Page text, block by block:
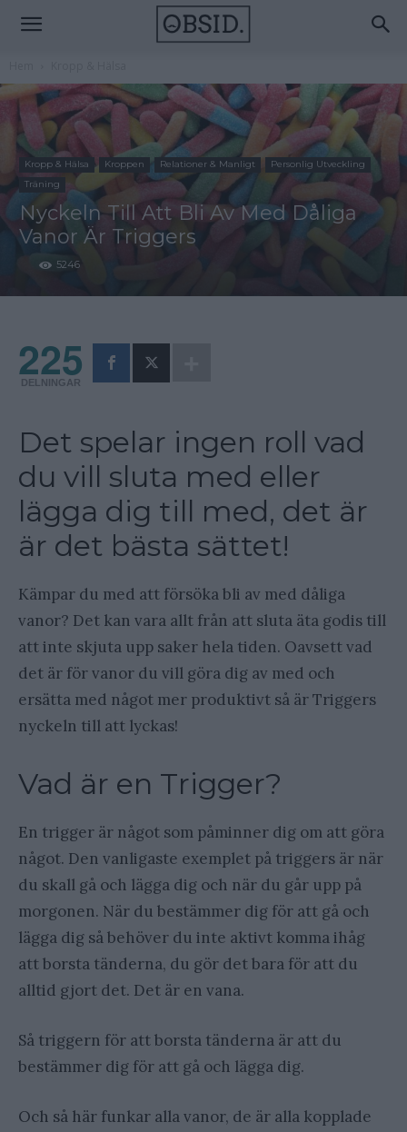
Kropp & Hälsa Kroppen Relationer & Manligt
Personlig Utveckling
Träning
Nyckeln Till Att Bli Av Med Dåliga
Vanor Är Triggers
5246
225
DELNINGAR
Det spelar ingen roll vad
du vill sluta med eller
lägga dig till med, det är
är det bästa sättet!
Kämpar du med att försöka bli av med dåliga
vanor? Det kan vara allt från att sluta äta godis till
att inte skjuta upp saker hela tiden. Oavsett vad
det är för vanor du vill göra dig av med och
ersätta med något mer produktivt så är Triggers
nyckeln till att lyckas!
Vad är en Trigger?
En trigger är något som påminner dig om att göra
något. Den vanligaste exemplet på triggers är när
du skall gå och lägga dig och när du går upp på
morgonen. När du bestämmer dig för att gå och
lägga dig så behöver du inte aktivt komma ihåg
att borsta tänderna, du gör det bara för att du
alltid gjort det. Det är en vana.
Så triggern för att borsta tänderna är att du
bestämmer dig för att gå och lägga dig.
Och så här funkar alla vanor, de är alla kopplade